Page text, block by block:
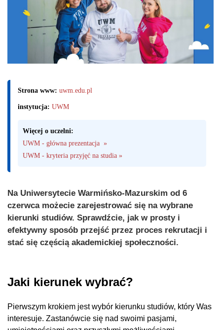
Strona www: uwm.edu.pl
instytucja: UWM
Więcej o uczelni:
UWM - główna prezentacja  »
UWM - kryteria przyjęć na studia »
Na Uniwersytecie Warmińsko-Mazurskim od 6
czerwca możecie zarejestrować się na wybrane
kierunki studiów. Sprawdźcie, jak w prosty i
efektywny sposób przejść przez proces rekrutacji i
stać się częścią akademickiej społeczności.
Jaki kierunek wybrać?
Pierwszym krokiem jest wybór kierunku studiów, który Was
interesuje. Zastanówcie się nad swoimi pasjami,